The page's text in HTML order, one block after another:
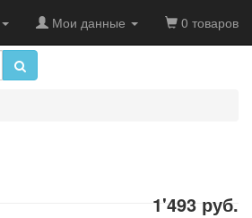
Мои данные 0 товаров
1'493 руб.